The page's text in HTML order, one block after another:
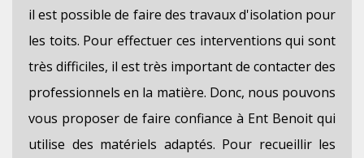
il est possible de faire des travaux d'isolation pour
les toits. Pour effectuer ces interventions qui sont
très difficiles, il est très important de contacter des
professionnels en la matière. Donc, nous pouvons
vous proposer de faire confiance à Ent Benoit qui
utilise des matériels adaptés. Pour recueillir les